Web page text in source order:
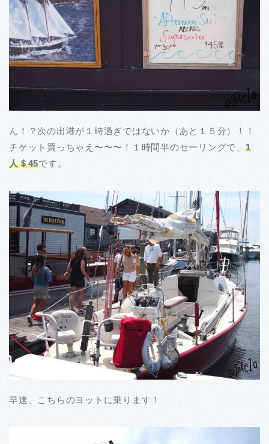
ん！？次の出港が１時過ぎではないか（あと１５分）！！
チケット買っちゃえ〜〜〜！１時間半のセーリングで、 1
人＄45です。
早速、こちらのヨットに乗ります！